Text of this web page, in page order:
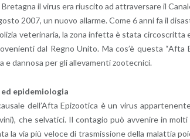
Bre­ta­gna il virus era riu­sci­to ad at­tra­ver­sa­re il
2007, un nuovo al­lar­me. Come 6 anni fa il
ve­te­ri­na­ria, la zona in­fet­ta è stata
dal Regno Unito. Ma cos’è que­sta
e dan­no­sa per gli al­le­va­men­ti zoo­tec­ni­ci.
epi­de­mio­lo­gia
del­l’Af­ta Epi­zoo­ti­ca è un virus
che sel­va­ti­ci. Il con­ta­gio può av­ve­ni­re in
la via più ve­lo­ce di tra­smis­sio­ne della ma­lat­tia